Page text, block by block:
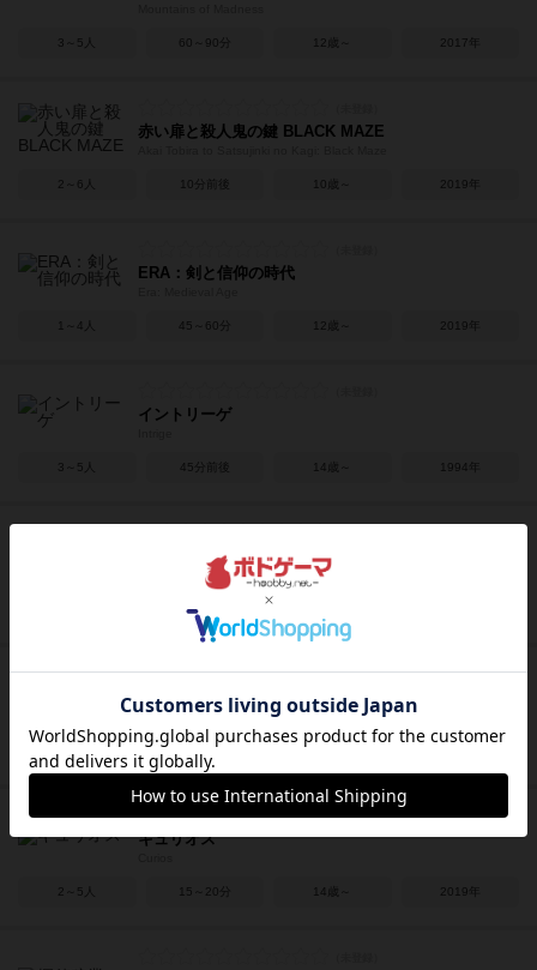
3～5人 60～90分 12歳～ 2017年
赤い扉と殺人鬼の鍵 BLACK MAZE
2～6人 10分前後 10歳～ 2019年
ERA：剣と信仰の時代
1～4人 45～60分 12歳～ 2019年
イントリーゲ
3～5人 45分前後 14歳～ 1994年
30分前後
THE 残業
THE ZANGYO
15～30分
キュリオス
2～5人 15～20分 14歳～ 2019年